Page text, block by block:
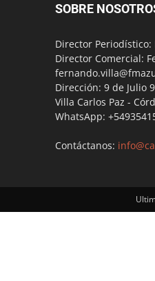
SOBRE
Director Periodístico:
Director Comercial:
Dirección: 9 de Julio
Villa Carlos Paz -
WhatsApp:
Contáctanos: